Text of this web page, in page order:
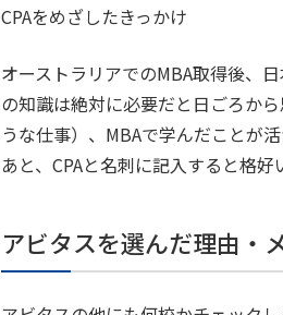
CPAをめざしたきっかけ
オーストラリアでのMBA取得後、
の知識は絶対に必要だと日ごろか
うな仕事）、MBAで学んだことが
あと、CPAと名刺に記入すると格
アビタスを選んだ理由・